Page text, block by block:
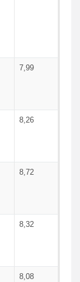
7,99
8,26
8,72
8,32
8,08